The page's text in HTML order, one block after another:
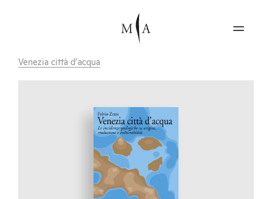
Venezia città d’acqua